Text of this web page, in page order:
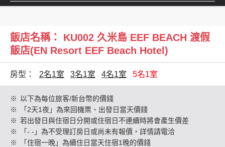
飯店名稱： KU002 久米島 EEF BEACH 渡假
飯店(EN Resort EEF Beach Hotel)
房型： 2名1室 3名1室 4名1室 5名1室
※ 以下為每位旅客/新台幣的價錢
※
「2天1夜」為來回機票、出發日當天價錢
※ 若出發日與住宿日分開或住宿日不連續時將會產生價差
※
「- -」為不受理訂房日或尚未有報價，詳情請電洽
※
「住宿一晚」為續住日當天住宿1晚的價錢